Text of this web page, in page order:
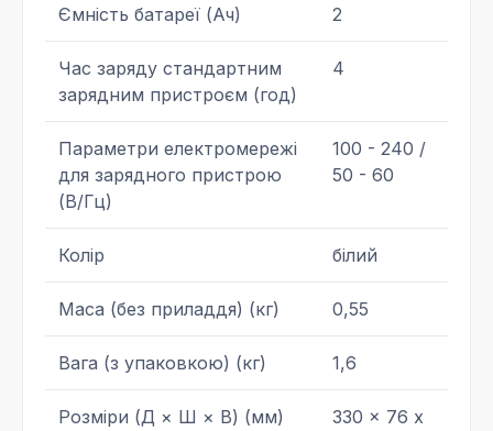
Ємність батареї (Ач) 2
Час заряду стандартним
зарядним пристроєм (год)
4
Параметри електромережі
для зарядного пристрою
(В/Гц)
100 - 240 /
50 - 60
Колір білий
Маса (без приладдя) (кг) 0,55
Вага (з упаковкою) (кг) 1,6
Розміри (Д × Ш × В) (мм)
330 x 76 x